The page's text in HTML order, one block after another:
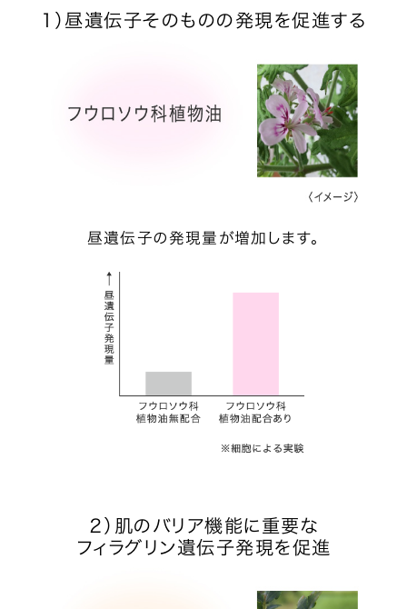
1）昼遺伝子そのものの発現を促進する
昼遺伝子の発現量が増加します。
２）肌のバリア機能に重要な
フィラグリン遺伝子発現を促進